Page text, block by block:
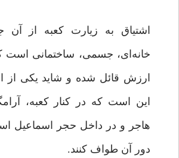
اشتیاق به زیارت کعبه از
خانه‌‌اى، جسمى، ساختمانى است
ارزش قائل شده و شاید یکى
این است که در کنار کعبه،
هاجر و در داخل حجر اسماعیل
دور آن طواف کنند.